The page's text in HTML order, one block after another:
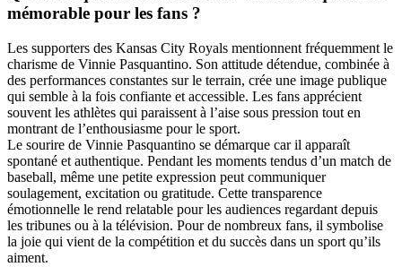
mémorable pour les fans ?
Les supporters des Kansas City Royals mentionnent fréquemment le
charisme de Vinnie Pasquantino. Son attitude détendue, combinée à
des performances constantes sur le terrain, crée une image publique
qui semble à la fois confiante et accessible. Les fans apprécient
souvent les athlètes qui paraissent à l’aise sous pression tout en
montrant de l’enthousiasme pour le sport.
Le sourire de Vinnie Pasquantino se démarque car il apparaît
spontané et authentique. Pendant les moments tendus d’un match de
baseball, même une petite expression peut communiquer
soulagement, excitation ou gratitude. Cette transparence
émotionnelle le rend relatable pour les audiences regardant depuis
les tribunes ou à la télévision. Pour de nombreux fans, il symbolise
la joie qui vient de la compétition et du succès dans un sport qu’ils
aiment.